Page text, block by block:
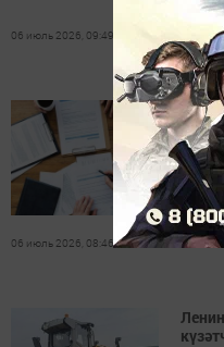
06 июль 2026, 09:49
көтә
06 июль 2026, 08:46